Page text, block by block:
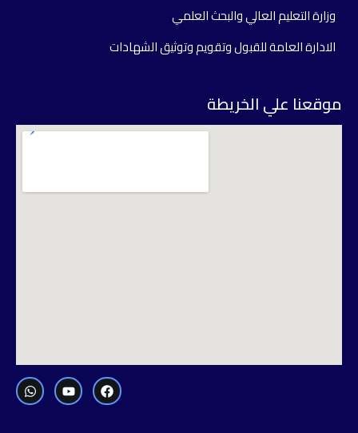
وزارة التعليم العالي والبحث العلمي
الادارة العامة للقبول وتقويم وتوثيق الشهادات
علي الخريطة